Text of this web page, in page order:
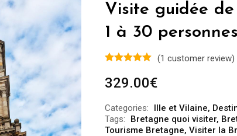
Visite guidée
1 à 30
(1 customer review)
329.00€
Categories: Ille et Vilaine,
Tags:
Bretagne quoi visiter,
Tourisme Bretagne, Visiter la